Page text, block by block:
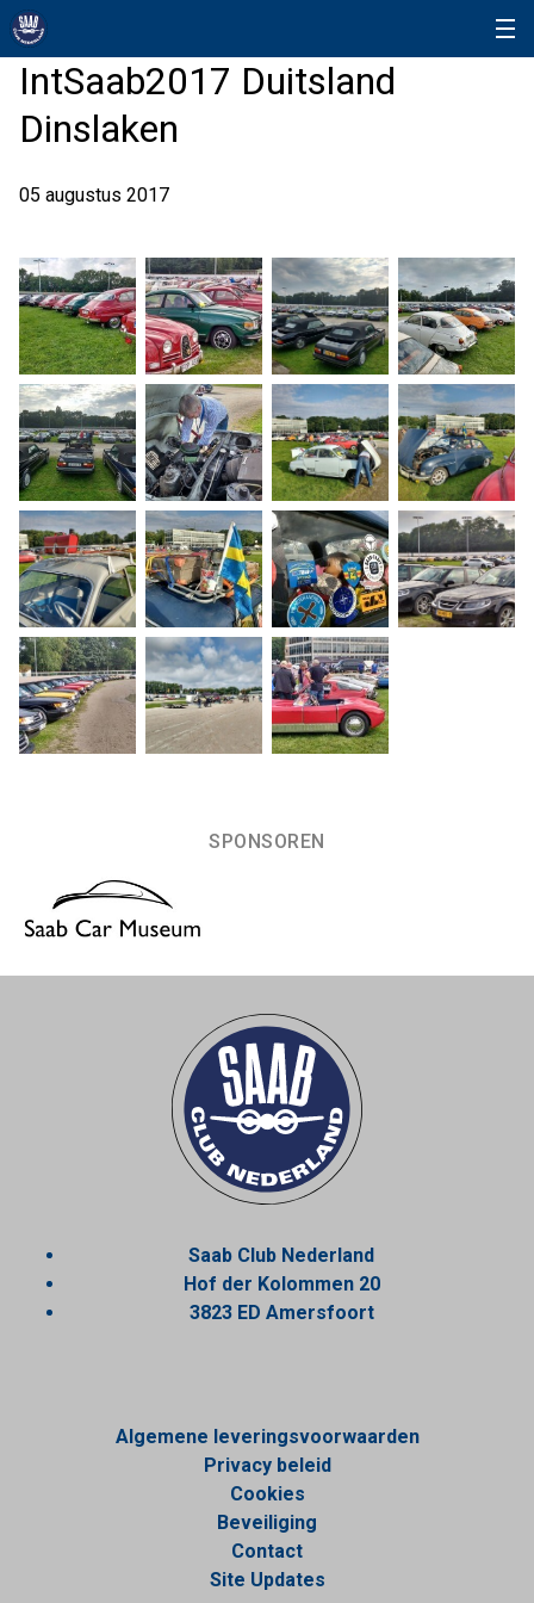
IntSaab2017 Duitsland
Dinslaken
05 augustus 2017
SPONSOREN
Saab Club Nederland
Hof der Kolommen 20
3823 ED Amersfoort
Algemene leveringsvoorwaarden
Privacy beleid
Cookies
Beveiliging
Contact
Site Updates